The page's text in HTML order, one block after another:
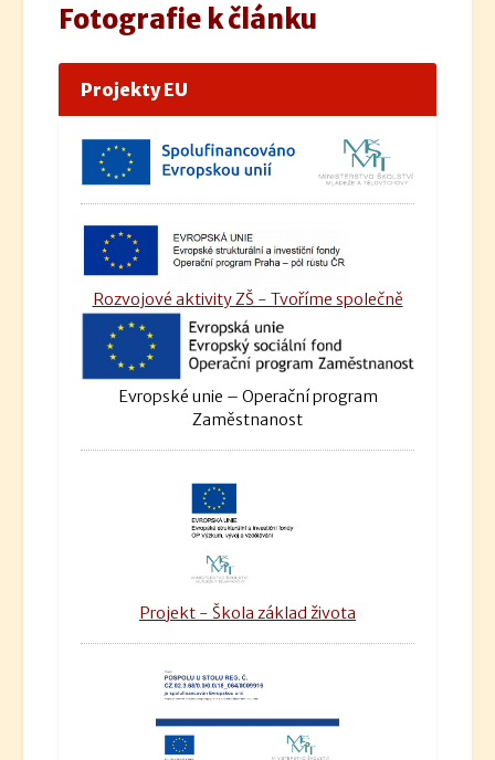
Fotografie k článku
Projekty EU
Rozvojové aktivity ZŠ - Tvoříme společně
Evropské unie – Operační program
Zaměstnanost
Projekt - Škola základ života